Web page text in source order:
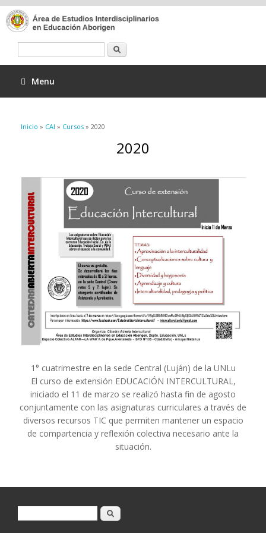
Menu
Se encuentra usted aquí
Inicio » CAI » Cursos » 2020
2020
1° cuatrimestre en la sede Central (Luján) de la UNLu
El curso de extensión EDUCACIÓN INTERCULTURAL,
iniciado el 11 de marzo se realizó hasta fin de agosto
conjuntamente con las asignaturas curriculares a través de
diversos recursos TIC que permiten mantener un espacio
de compartencia y reflexión colectiva necesario ante la
situación.
Formulario de búsqueda
Buscar